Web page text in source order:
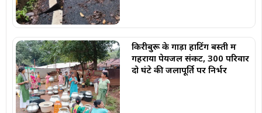
किरीबुरू के गाड़ा हाटिंग बस्ती में
गहराया पेयजल संकट, 300 परिवार
दो घंटे की जलापूर्ति पर निर्भर